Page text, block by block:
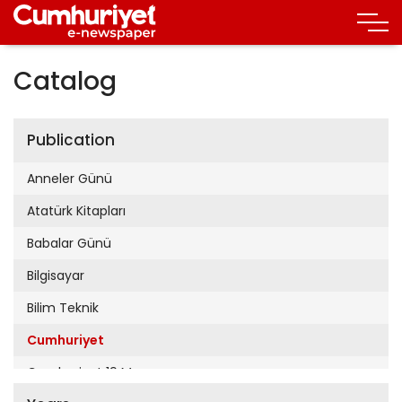
Catalog
Publication
Anneler Günü
Atatürk Kitapları
Babalar Günü
Bilgisayar
Bilim Teknik
Cumhuriyet
Cumhuriyet 19 Mayıs